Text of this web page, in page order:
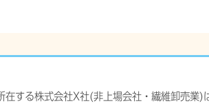
する株式会社X社(非上場会社・繊維卸売業)